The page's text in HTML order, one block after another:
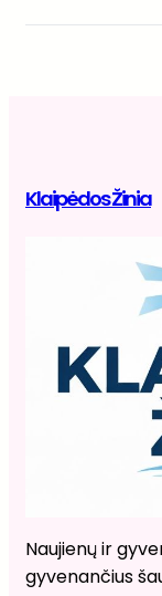
Klaipėdos Žinia
Naujienų ir
gyvenančius